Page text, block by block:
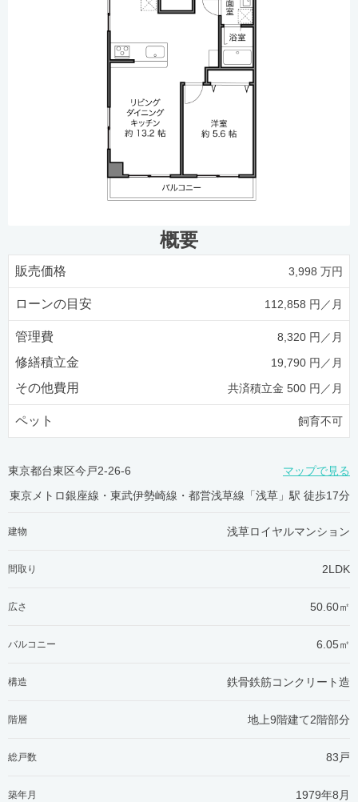
概要
販売価格 3,998 万円
ローンの目安 112,858 円／月
管理費 8,320 円／月
修繕積立金 19,790 円／月
その他費用 共済積立金 500 円／月
ペット 飼育不可
東京都台東区今戸2-26-6
マップで見る
東京メトロ銀座線・東武伊勢崎線・都営浅草線「浅草」駅 徒歩17分
建物 浅草ロイヤルマンション
間取り 2LDK
広さ 50.60㎡
バルコニー 6.05㎡
構造 鉄骨鉄筋コンクリート造
階層 地上9階建て2階部分
総戸数 83戸
築年月 1979年8月